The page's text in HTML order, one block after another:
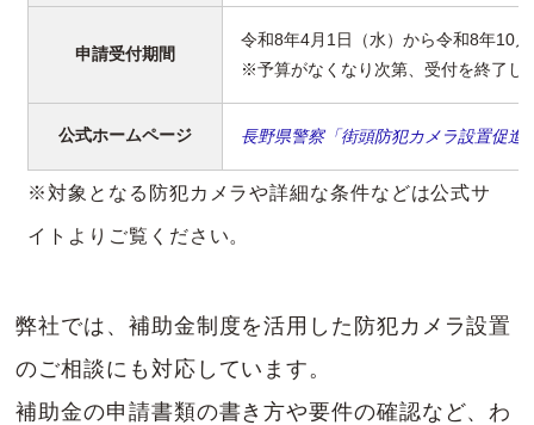
申請受付期間
令和8年4月1日（水）から令和8年10
※予算がなくなり次第、受付を終了し
公式ホームページ 長野県警察「街頭防犯カメラ設置促進
※対象となる防犯カメラや詳細な条件などは公式サ
イトよりご覧ください。
弊社では、補助金制度を活用した防犯カメラ設置
のご相談にも対応しています。
補助金の申請書類の書き方や要件の確認など、わ